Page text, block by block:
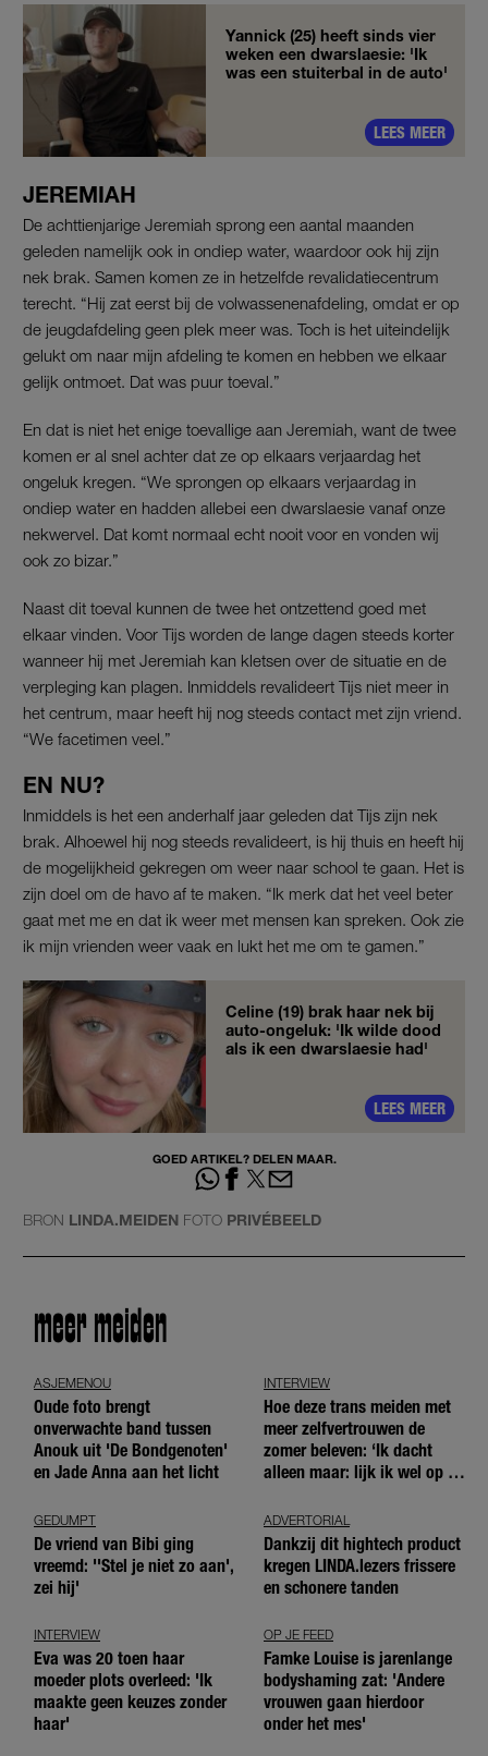
Yannick (25) heeft sinds vier
weken een dwarslaesie: 'Ik
was een stuiterbal in de auto'
LEES MEER
JEREMIAH
De achttienjarige Jeremiah sprong een aantal maanden
geleden namelijk ook in ondiep water, waardoor ook hij zijn
nek brak. Samen komen ze in hetzelfde revalidatiecentrum
terecht. “Hij zat eerst bij de volwassenenafdeling, omdat er op
de jeugdafdeling geen plek meer was. Toch is het uiteindelijk
gelukt om naar mijn afdeling te komen en hebben we elkaar
gelijk ontmoet. Dat was puur toeval.”
En dat is niet het enige toevallige aan Jeremiah, want de twee
komen er al snel achter dat ze op elkaars verjaardag het
ongeluk kregen. “We sprongen op elkaars verjaardag in
ondiep water en hadden allebei een dwarslaesie vanaf onze
nekwervel. Dat komt normaal echt nooit voor en vonden wij
ook zo bizar.”
Naast dit toeval kunnen de twee het ontzettend goed met
elkaar vinden. Voor Tijs worden de lange dagen steeds korter
wanneer hij met Jeremiah kan kletsen over de situatie en de
verpleging kan plagen. Inmiddels revalideert Tijs niet meer in
het centrum, maar heeft hij nog steeds contact met zijn vriend.
“We facetimen veel.”
EN NU?
Inmiddels is het een anderhalf jaar geleden dat Tijs zijn nek
brak. Alhoewel hij nog steeds revalideert, is hij thuis en heeft hij
de mogelijkheid gekregen om weer naar school te gaan. Het is
zijn doel om de havo af te maken. “Ik merk dat het veel beter
gaat met me en dat ik weer met mensen kan spreken. Ook zie
ik mijn vrienden weer vaak en lukt het me om te gamen.”
Celine (19) brak haar nek bij
auto-ongeluk: 'Ik wilde dood
als ik een dwarslaesie had'
LEES MEER
GOED ARTIKEL? DELEN MAAR.
BRON LINDA.MEIDEN FOTO PRIVÉBEELD
meer meiden
ASJEMENOU
Oude foto brengt
onverwachte band tussen
Anouk uit 'De Bondgenoten'
en Jade Anna aan het licht
INTERVIEW
Hoe deze trans meiden met
meer zelfvertrouwen de
zomer beleven: ‘Ik dacht
alleen maar: lijk ik wel op de
GEDUMPT
De vriend van Bibi ging
vreemd: ''Stel je niet zo aan',
zei hij'
ADVERTORIAL
Dankzij dit hightech product
kregen LINDA.lezers frissere
en schonere tanden
INTERVIEW
Eva was 20 toen haar
moeder plots overleed: 'Ik
maakte geen keuzes zonder
haar'
OP JE FEED
Famke Louise is jarenlange
bodyshaming zat: 'Andere
vrouwen gaan hierdoor
onder het mes'